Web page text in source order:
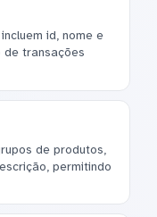
id, nome e
de transações
de produtos,
permitindo